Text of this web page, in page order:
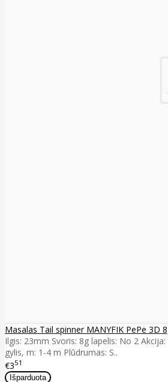
Masalas Tail spinner MANYFIK PePe 3D
Ilgis: 23mm Svoris: 8g lapelis: No 2
gylis, m: 1-4 m Plūdrumas: S..
€351